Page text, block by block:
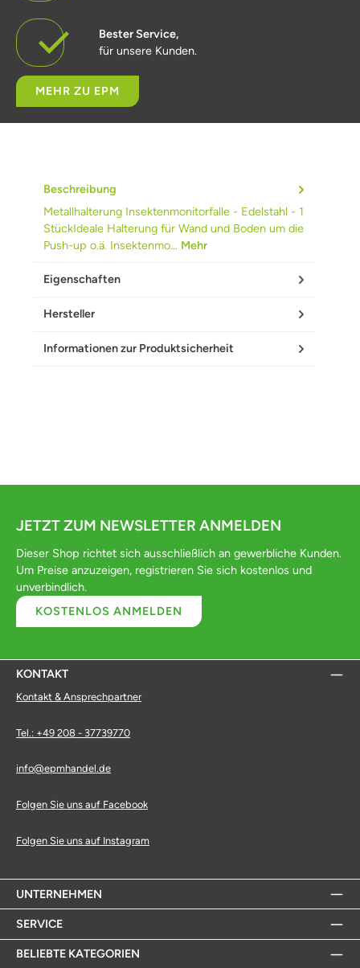
Bester Service,
für unsere Kunden.
MEHR ZU EPM
Beschreibung
Metallhalterung Insektenmonitorfalle - Edelstahl - 1
StückIdeale Halterung für Wand und Boden um die
Push-up o.ä. Insektenmo… Mehr
Eigenschaften
Hersteller
Informationen zur Produktsicherheit
JETZT ZUM NEWSLETTER ANMELDEN
Dieser Shop richtet sich ausschließlich an gewerbliche Kunden.
Um Preise anzuzeigen, registrieren Sie sich kostenlos und
unverbindlich.
KOSTENLOS ANMELDEN
KONTAKT
Kontakt & Ansprechpartner
Tel.: +49 208 - 37739770
info@epmhandel.de
Folgen Sie uns auf Facebook
Folgen Sie uns auf Instagram
UNTERNEHMEN
SERVICE
BELIEBTE KATEGORIEN